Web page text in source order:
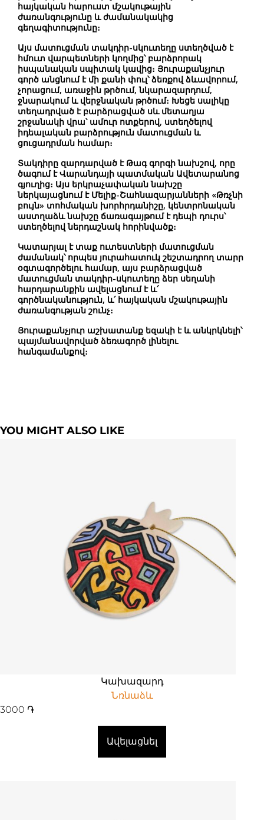
հայկական հարուստ մշակութային
ժառանգությունը և ժամանակակից
գեղագիտությունը։
Այս մատուցման տակդիր-սկուտեղը ստեղծված է
հմուտ վարպետների կողմից՝ բարձրորակ
իսպանական սպիտակ կավից։ Յուրաքանչյուր
գործ անցնում է մի քանի փուլ՝ ձեռքով ձևավորում,
չորացում, առաջին թրծում, նկարազարդում,
ջնարակում և վերջնական թրծում։ Խեցե սալիկը
տեղադրված է բարձրացված սև մետաղյա
շրջանակի վրա՝ ամուր ոտքերով, ստեղծելով
իդեալական բարձրություն մատուցման և
ցուցադրման համար։
Տակդիրը զարդարված է Թագ գորգի նախշով, որը
ծագում է Վարանդայի պատմական Ավետարանոց
գյուղից։ Այս երկրաչափական նախշը
ներկայացնում է Մելիք-Շահնազարյանների «Թռչնի
բույն» տոհմական խորհրդանիշը, կենտրոնական
աստղաձև նախշը ճառագայթում է դեպի դուրս՝
ստեղծելով ներդաշնակ հորինվածք։
Կատարյալ է տաք ուտեստների մատուցման
ժամանակ՝ որպես յուրահատուկ շեշտադրող տարր
օգտագործելու համար, այս բարձրացված
մատուցման տակդիր-սկուտեղը ձեր սեղանի
հարդարանքին ավելացնում է և՛
գործնականություն, և՛ հայկական մշակութային
ժառանգության շունչ։
Յուրաքանչյուր աշխատանք եզակի է և անկրկնելի՝
պայմանավորված ձեռագործ լինելու
հանգամանքով։
YOU MIGHT ALSO LIKE
Կախազարդ
Նռնաձև
3000 ֏
Ավելացնել